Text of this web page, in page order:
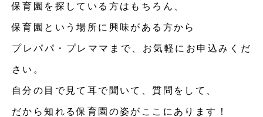
保育園を探している方はもちろん、
保育園という場所に興味がある方から
プレパパ・プレママまで、お気軽にお申込みくだ
さい。
自分の目で見て耳で聞いて、質問をして、
だから知れる保育園の姿がここにあります！